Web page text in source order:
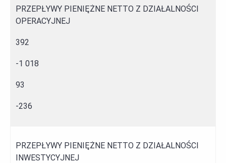
PRZEPŁYWY PIENIĘŻNE NETTO Z DZIAŁALNOŚCI
OPERACYJNEJ
392
-1 018
93
-236
PRZEPŁYWY PIENIĘŻNE NETTO Z DZIAŁALNOŚCI
INWESTYCYJNEJ